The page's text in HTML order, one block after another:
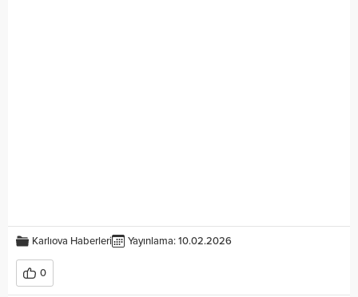
Karlıova Haberleri Yayınlama: 10.02.2026
0